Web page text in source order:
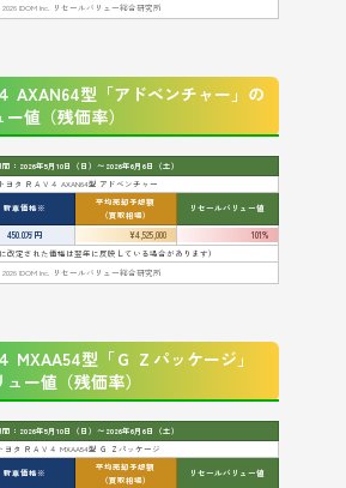
IDOM Inc. リセールバリュー総合研究所
AXAN64型「アドベンチャー」の
値（残価率）
：2026年5月10日（日）〜2026年6月6日（土）
トヨタ ＲＡＶ４ AXAN64型 アドベンチャー
新車価格※
平均売却予想額
（買取相場）
リセールバリュー値
450.0万円 ¥4,525,000
101%
定された価格は翌年に反映している場合があります）
IDOM Inc. リセールバリュー総合研究所
MXAA54型「Ｇ Ｚパッケージ」
ー値（残価率）
：2026年5月10日（日）〜2026年6月6日（土）
トヨタ ＲＡＶ４ MXAA54型 Ｇ Ｚパッケージ
新車価格※
平均売却予想額
（買取相場）
リセールバリュー値